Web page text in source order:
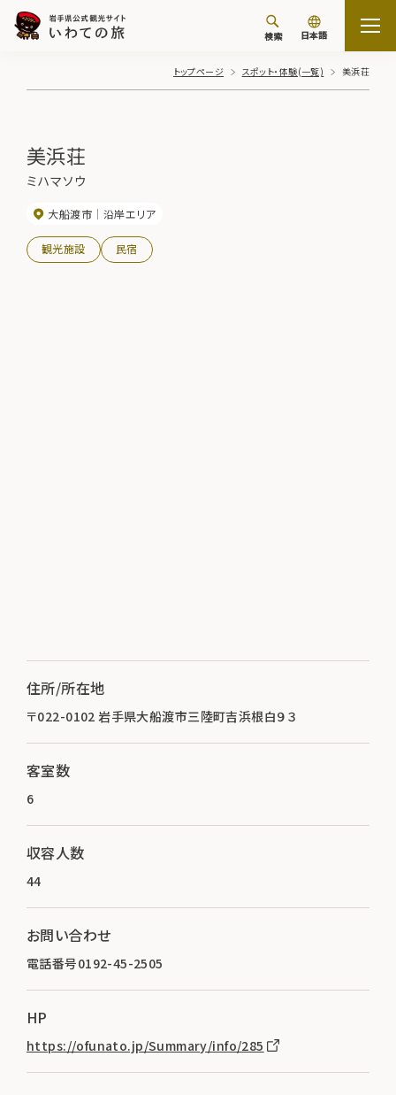
検索 日本語
トップページ スポット・体験(一覧) 美浜荘
美浜荘
ミハマソウ
大船渡市 沿岸エリア
観光施設 民宿
住所/所在地
〒022-0102 岩手県大船渡市三陸町吉浜根白９３
客室数
6
収容人数
44
お問い合わせ
電話番号0192-45-2505
HP
https://ofunato.jp/Summary/info/285